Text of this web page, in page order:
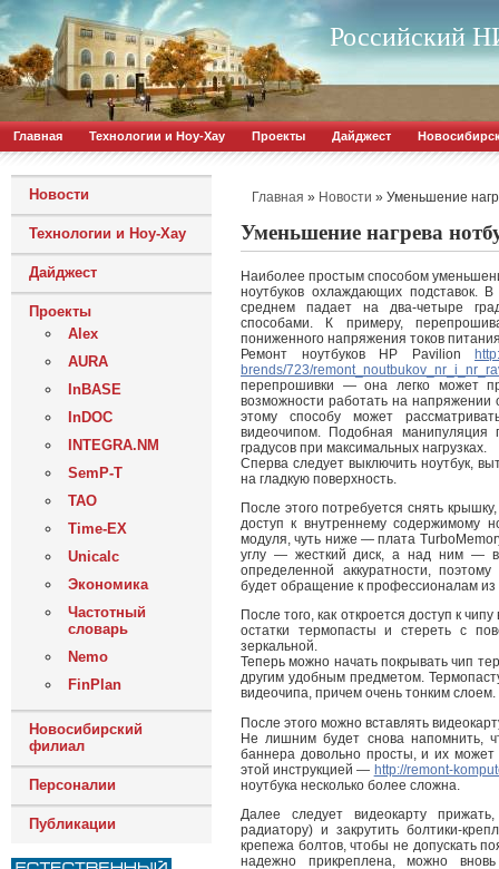
Российский
Главная Технологии и Ноу-Хау Проекты Дайджест
Новости
Технологии и Ноу-Хау
Дайджест
Проекты
Alex
AURA
InBASE
InDOC
INTEGRA.NM
SemP-T
ТАО
Time-EX
Unicalc
Экономика
Частотный
словарь
Nemo
FinPlan
Новосибирский
филиал
Персоналии
Публикации
Главная » Новости » Уменьшение
Уменьшение нагрева
Наиболее простым способом
ноутбуков охлаждающих подставок.
среднем падает на два-четыре
способами. К примеру,
пониженного напряжения токов
Ремонт ноутбуков НР Рavilion
brends/723/
перепрошивки — она легко может
возможности работать на напряжении
этому способу может
видеочипом. Подобная манипуляция
градусов при максимальных нагрузках.
Сперва следует выключить ноутбук,
на гладкую поверхность.
После этого потребуется снять
доступ к внутреннему содержимому
модуля, чуть ниже — плата
углу — жесткий диск, а над ним —
определенной аккуратности,
будет обращение к профессионалам из
После того, как откроется доступ к
остатки термопасты и стереть с
зеркальной.
Теперь можно начать покрывать чип
другим удобным предметом.
видеочипа, причем очень тонким слоем.
После этого можно вставлять
Не лишним будет снова напомнить,
баннера довольно просты, и их может
этой инструкцией — http://remont-
ноутбука несколько более сложна.
Далее следует видеокарту
радиатору) и закрутить болтики-
крепежа болтов, чтобы не допускать
надежно прикреплена, можно